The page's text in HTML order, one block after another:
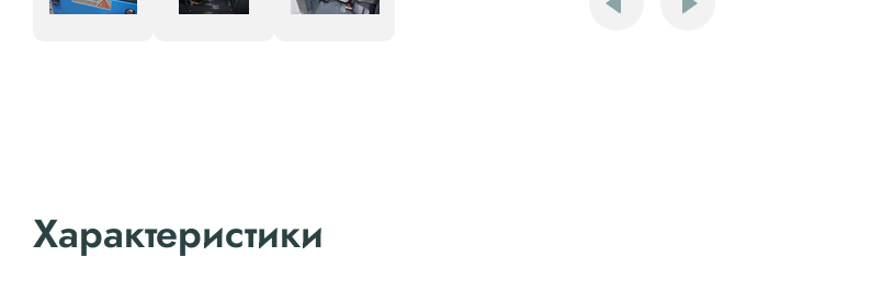
Характеристики